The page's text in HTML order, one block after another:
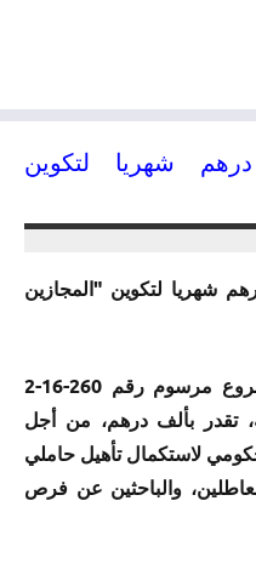
شهريا لتكوين
صادق مجلس الحكومة على مشروع مرسوم رقم 260-16-2
تقدر بألف درهم، من أجل
لاستكمال تأهيل حاملي
والباحثين عن فرص